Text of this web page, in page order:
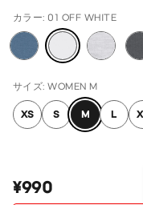
カラー: 01 OFF WHITE
サイズ: WOMEN M
XS S M L
¥990